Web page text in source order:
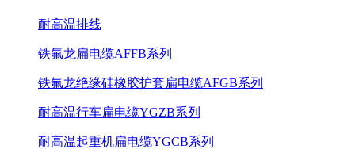
耐高温排线
铁氟龙扁电缆AFFB系列
铁氟龙绝缘硅橡胶护套扁电缆AFGB系列
耐高温行车扁电缆YGZB系列
耐高温起重机扁电缆YGCB系列